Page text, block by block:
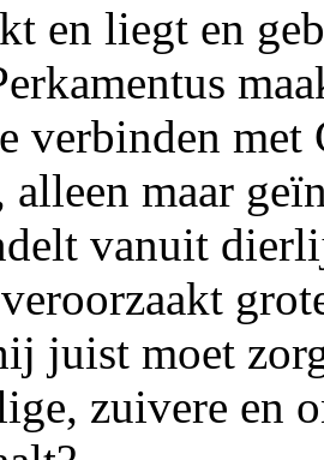
en liegt en
verbinden
maar
vanuit
juist moet
zuivere en